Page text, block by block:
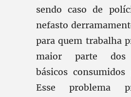
sendo caso de
nefasto
para quem trabalha
maior parte dos
básicos consumidos
Esse problema